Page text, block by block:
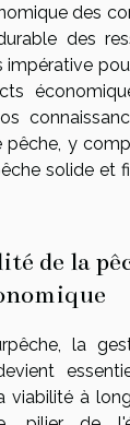
des
des
impérative
pêche, y
solide et
de la
la
viabilité à